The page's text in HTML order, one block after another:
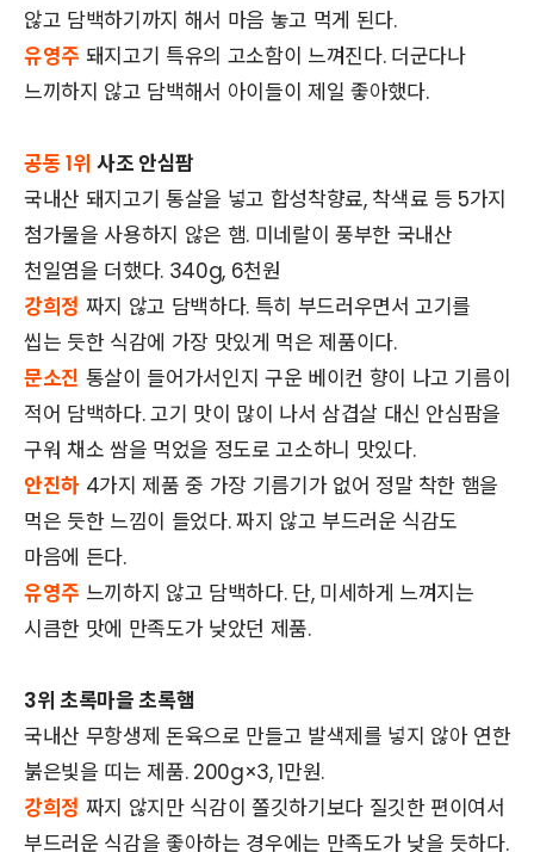
않고 담백하기까지 해서 마음 놓고 먹게 된다.
유영주 돼지고기 특유의 고소함이 느껴진다. 더군다나
느끼하지 않고 담백해서 아이들이 제일 좋아했다.
공동 1위 사조 안심팜
국내산 돼지고기 통살을 넣고 합성착향료, 착색료 등 5가지
첨가물을 사용하지 않은 햄. 미네랄이 풍부한 국내산
천일염을 더했다. 340g, 6천원
강희정 짜지 않고 담백하다. 특히 부드러우면서 고기를
씹는 듯한 식감에 가장 맛있게 먹은 제품이다.
문소진 통살이 들어가서인지 구운 베이컨 향이 나고 기름이
적어 담백하다. 고기 맛이 많이 나서 삼겹살 대신 안심팜을
구워 채소 쌈을 먹었을 정도로 고소하니 맛있다.
안진하4가지 제품 중 가장 기름기가 없어 정말 착한 햄을
먹은 듯한 느낌이 들었다. 짜지 않고 부드러운 식감도
마음에 든다.
유영주 느끼하지 않고 담백하다. 단, 미세하게 느껴지는
시큼한 맛에 만족도가 낮았던 제품.
3위 초록마을 초록햄
국내산 무항생제 돈육으로 만들고 발색제를 넣지 않아 연한
붉은빛을 띠는 제품. 200g×3, 1만원.
강희정 짜지 않지만 식감이 쫄깃하기보다 질깃한 편이여서
부드러운 식감을 좋아하는 경우에는 만족도가 낮을 듯하다.